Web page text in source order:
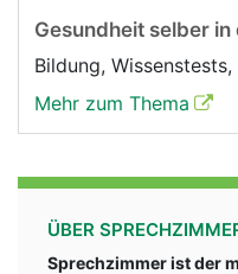
Gesundheit selber
Bildung,
Mehr zum Thema
ÜBER
Sprechzimmer ist der